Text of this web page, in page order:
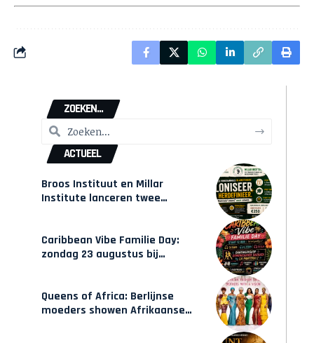
ZOEKEN...
ACTUEEL
Broos Instituut en Millar
Institute lanceren twee
Caribbean Vibe Familie Day:
zondag 23 augustus bij
Queens of Africa: Berlijnse
moeders showen Afrikaanse